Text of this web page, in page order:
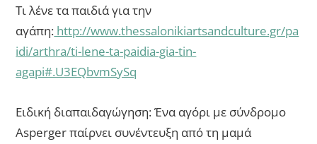
Τι λένε τα παιδιά για την
αγάπη: http://www.thessalonikiartsandculture.gr/pa
idi/arthra/ti-lene-ta-paidia-gia-tin-
agapi#.U3EQbvmSySq
Ειδική διαπαιδαγώγηση: Ένα αγόρι με σύνδρομο
Asperger παίρνει συνέντευξη από τη μαμά